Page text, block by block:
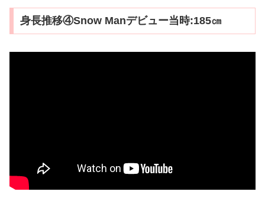
身長推移④Snow Manデビュー当時:185㎝